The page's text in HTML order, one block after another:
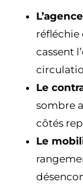
réfléchie
cassent
Le
sombre
côtés
Le